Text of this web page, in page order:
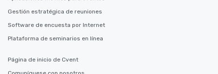
Gestión estratégica de reuniones
Software de encuesta por Internet
Plataforma de seminarios en línea
Página de inicio de Cvent